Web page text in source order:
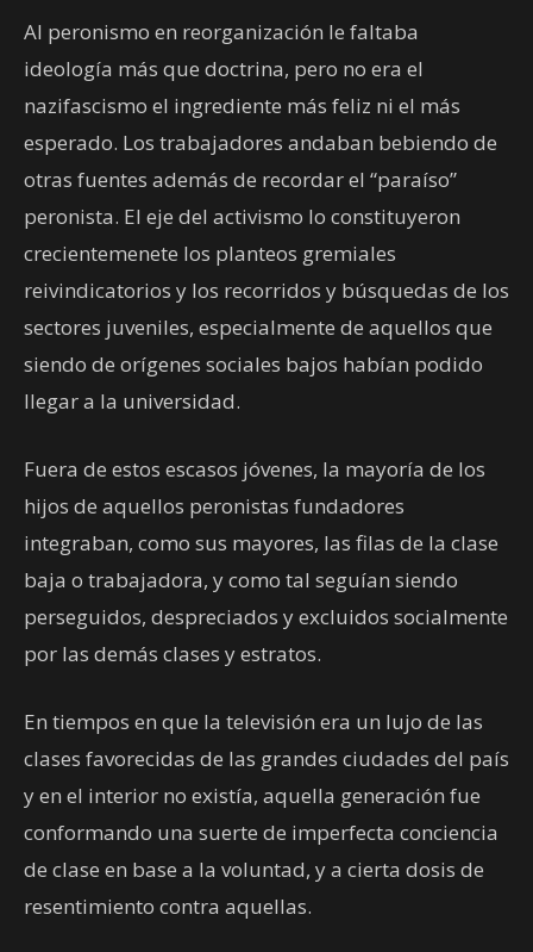
Al peronismo en reorganización le faltaba
ideología más que doctrina, pero no era el
nazifascismo el ingrediente más feliz ni el más
esperado. Los trabajadores andaban bebiendo de
otras fuentes además de recordar el “paraíso”
peronista. El eje del activismo lo constituyeron
crecientemenete los planteos gremiales
reivindicatorios y los recorridos y búsquedas de los
sectores juveniles, especialmente de aquellos que
siendo de orígenes sociales bajos habían podido
llegar a la universidad.
Fuera de estos escasos jóvenes, la mayoría de los
hijos de aquellos peronistas fundadores
integraban, como sus mayores, las filas de la clase
baja o trabajadora, y como tal seguían siendo
perseguidos, despreciados y excluidos socialmente
por las demás clases y estratos.
En tiempos en que la televisión era un lujo de las
clases favorecidas de las grandes ciudades del país
y en el interior no existía, aquella generación fue
conformando una suerte de imperfecta conciencia
de clase en base a la voluntad, y a cierta dosis de
resentimiento contra aquellas.